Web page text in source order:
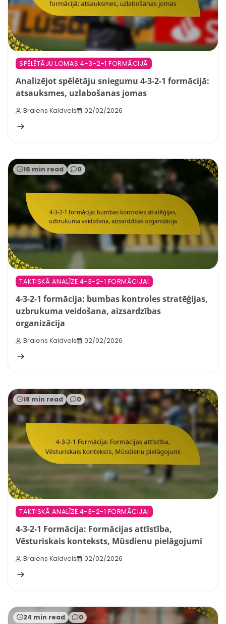
SPĒLĒTĀJU LOMAS 4-3-2-1 FORMĀCIJĀ
Analizējot spēlētāju sniegumu 4-3-2-1 formācijā:
atsauksmes, uzlabošanas jomas
Braiens Kaldvels 02/02/2026
16 min read 0
TAKTISKĀ ANALĪZE 4-3-2-1 FORMĀCIJAI
4-3-2-1 formācija: bumbas kontroles stratēģijas,
uzbrukuma veidošana, aizsardzības
organizācija
Braiens Kaldvels 02/02/2026
18 min read 0
TAKTISKĀ ANALĪZE 4-3-2-1 FORMĀCIJAI
4-3-2-1 Formācija: Formācijas attīstība,
Vēsturiskais konteksts, Mūsdienu pielāgojumi
Braiens Kaldvels 02/02/2026
24 min read 0